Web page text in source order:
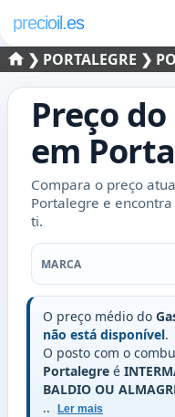
precioil.es
❯ PORTALEGRE ❯
Preço do
em
Compara o preço
Portalegre e
ti.
Marca
MARCA
O preço médio do
não está disponível.
O posto com o
Portalegre é
BALDIO OU
..
Ler mais